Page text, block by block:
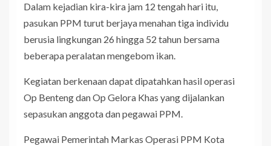
Dalam kejadian kira-kira jam 12 tengah hari itu,
pasukan PPM turut berjaya menahan tiga individu
berusia lingkungan 26 hingga 52 tahun bersama
beberapa peralatan mengebom ikan.
Kegiatan berkenaan dapat dipatahkan hasil operasi
Op Benteng dan Op Gelora Khas yang dijalankan
sepasukan anggota dan pegawai PPM.
Pegawai Pemerintah Markas Operasi PPM Kota